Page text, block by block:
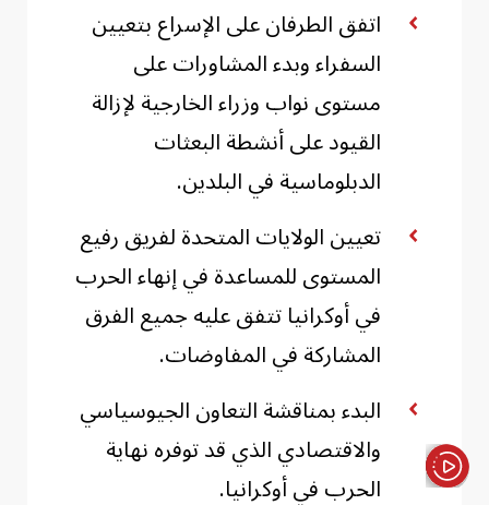
اتفق الطرفان على الإسراع بتعيين
السفراء وبدء المشاورات على
مستوى نواب وزراء الخارجية لإزالة
القيود على أنشطة البعثات
الدبلوماسية في البلدين.
تعيين الولايات المتحدة لفريق رفيع
المستوى للمساعدة في إنهاء الحرب
في أوكرانيا تتفق عليه جميع الفرق
المشاركة في المفاوضات.
البدء بمناقشة التعاون الجيوسياسي
والاقتصادي الذي قد توفره نهاية
الحرب في أوكرانيا.